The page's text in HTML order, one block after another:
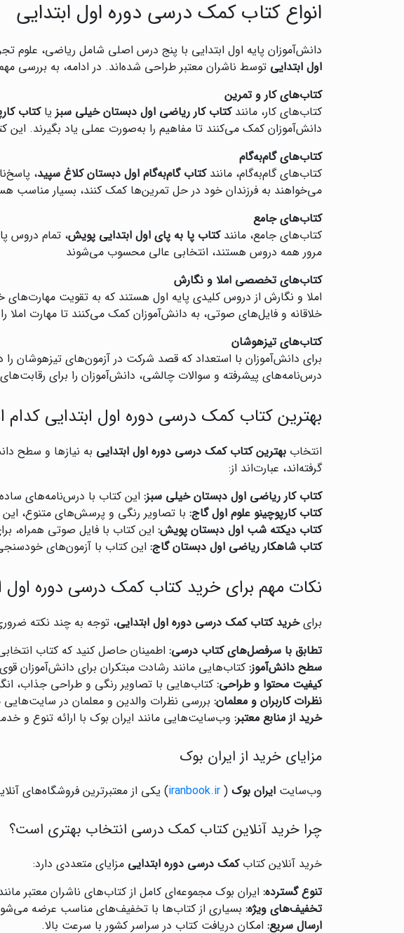
انواع کتاب کمک درسی دوره اول ابتدایی
دانش‌آموزان پایه اول ابتدایی با پنج درس اصلی شامل ریاضی، علوم
اول ابتدایی توسط ناشران معتبر طراحی شده‌اند. در ادامه، به بررسی
کتاب‌های کار و تمرین
کتاب‌های کار، مانندکتاب کار ریاضی اول دبستان خیلی سبز یاکتاب
دانش‌آموزان کمک می‌کنند تا مفاهیم را به‌صورت عملی یاد بگیرند.
کتاب‌های گام‌به‌گام
کتاب‌های گام‌به‌گام، مانندکتاب گام‌به‌گام اول دبستان کلاغ سپید،
می‌خواهند به فرزندان خود در حل تمرین‌ها کمک کنند، بسیار مناسب
کتاب‌های جامع
کتاب‌های جامع، مانندکتاب پا به پای اول ابتدایی پویش، تمام دروس
مرور همه دروس هستند، انتخابی عالی محسوب می‌شوند‌
کتاب‌های تخصصی املا و نگارش
املا و نگارش از دروس کلیدی پایه اول هستند که به تقویت
خلاقانه و فایل‌های صوتی، به دانش‌آموزان کمک می‌کنند تا مهارت املا
کتاب‌های تیزهوشان
برای دانش‌آموزان با استعداد که قصد شرکت در آزمون‌های تیزهوشان را
درس‌نامه‌های پیشرفته و سوالات چالشی، دانش‌آموزان را برای
بهترین کتاب کمک درسی دوره اول ابتدایی
انتخاب بهترین کتاب کمک درسی دوره اول ابتدایی به نیازها و سطح
گرفته‌اند، عبارت‌اند از:
کتاب کار ریاضی اول دبستان خیلی سبز: این کتاب با درس‌نامه‌های
کتاب کارپوچینو علوم اول گاج: با تصاویر رنگی و پرسش‌های متنوع،
کتاب دیکته شب اول دبستان پویش: این کتاب با فایل صوتی همراه،
کتاب شاهکار ریاضی اول دبستان گاج: این کتاب با آزمون‌های
نکات مهم برای خرید کتاب کمک درسی دوره اول
برایخرید کتاب کمک درسی دوره اول ابتدایی، توجه به چند نکته
تطابق با سرفصل‌های کتاب درسی: اطمینان حاصل کنید که کتاب
سطح دانش‌آموز: کتاب‌هایی مانند رشادت مبتکران برای دانش‌آموزان
کیفیت محتوا و طراحی: کتاب‌هایی با تصاویر رنگی و طراحی جذاب،
نظرات کاربران و معلمان: بررسی نظرات والدین و معلمان در سایت‌هایی
خرید از منابع معتبر: وب‌سایت‌هایی مانند ایران بوک با ارائه تنوع و
مزایای خرید از ایران بوک
وب‌سایت ایران بوک (
iranbook.ir) یکی از معتبرترین فروشگاه‌های
چرا خرید آنلاین کتاب کمک درسی انتخاب بهتری است؟
خرید آنلاین کتابکمک درسی دوره ابتدایی مزایای متعددی دارد:
تنوع گسترده: ایران بوک مجموعه‌ای کامل از کتاب‌های ناشران معتبر
تخفیف‌های ویژه: بسیاری از کتاب‌ها با تخفیف‌های مناسب عرضه
ارسال سریع: امکان دریافت کتاب در سراسر کشور با سرعت بالا.